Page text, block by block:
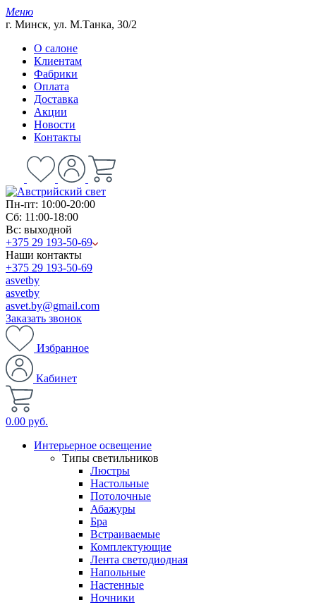
Меню
г. Минск, ул. М.Танка, 30/2
О салоне
Клиентам
Фабрики
Оплата
Доставка
Акции
Новости
Контакты
Пн-пт: 10:00-20:00
Сб: 11:00-18:00
Вс: выходной
+375 29 193-50-69
Наши контакты
+375 29 193-50-69
asvetby
asvetby
asvet.by@gmail.com
Заказать звонок
Избранное
Кабинет
0.00 руб.
Интерьерное освещение
Типы светильников
Люстры
Настольные
Потолочные
Абажуры
Бра
Встраиваемые
Комплектующие
Лента светодиодная
Напольные
Настенные
Ночники